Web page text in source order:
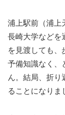
浦上駅前（浦上
長崎大学などを
を見渡しても、
予備知識なく、
ん。結局、折り
ることになりま